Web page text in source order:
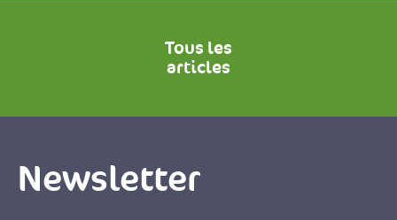
Tous les
articles
Newsletter